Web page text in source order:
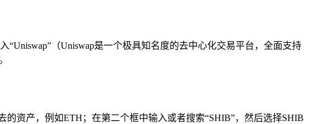
（Uniswap是一个极具知名度的去中心化交易平台，全面支持
资产，例如ETH；在第二个框中输入或者搜索“SHIB”，然后选择SHIB